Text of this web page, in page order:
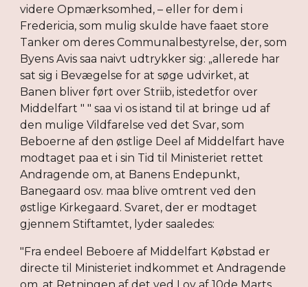
videre Opmærksomhed, – eller for dem i
Fredericia, som mulig skulde have faaet store
Tanker om deres Communalbestyrelse, der, som
Byens Avis saa naivt udtrykker sig: „allerede har
sat sig i Bevægelse for at søge udvirket, at
Banen bliver ført over Striib, istedetfor over
Middelfart " " saa vi os istand til at bringe ud af
den mulige Vildfarelse ved det Svar, som
Beboerne af den østlige Deel af Middelfart have
modtaget paa et i sin Tid til Ministeriet rettet
Andragende om, at Banens Endepunkt,
Banegaard osv. maa blive omtrent ved den
østlige Kirkegaard. Svaret, der er modtaget
gjennem Stiftamtet, lyder saaledes:
"Fra endeel Beboere af Middelfart Købstad er
directe til Ministeriet indkommet et Andragende